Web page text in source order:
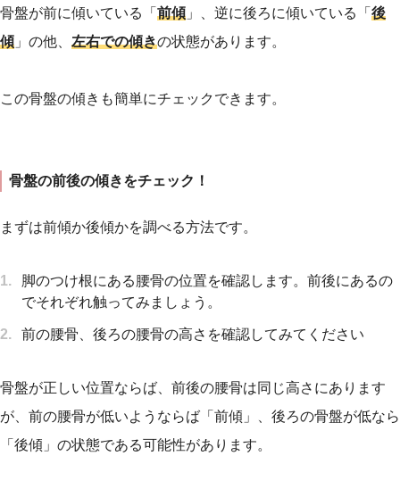
骨盤が前に傾いている「 前傾 」、逆に後ろに傾いている「 後
傾 」の他、 左右での傾きの状態があります。
この骨盤の傾きも簡単にチェックできます。
骨盤の前後の傾きをチェック！
まずは前傾か後傾かを調べる方法です。
脚のつけ根にある腰骨の位置を確認します。前後にあるの
でそれぞれ触ってみましょう。
前の腰骨、後ろの腰骨の高さを確認してみてください
骨盤が正しい位置ならば、前後の腰骨は同じ高さにあります
が、前の腰骨が低いようならば「前傾」、後ろの骨盤が低なら
「後傾」の状態である可能性があります。